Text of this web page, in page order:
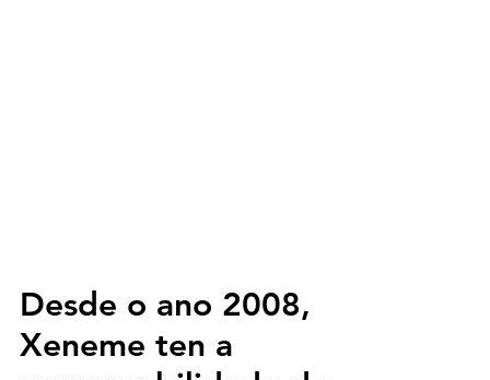
Desde o ano 2008,
Xeneme ten a